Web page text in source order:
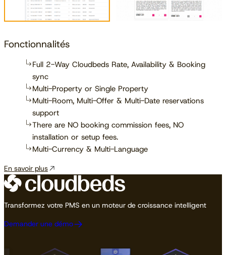
Fonctionnalités
Full 2-Way Cloudbeds Rate, Availability & Booking
sync
Multi-Property or Single Property
Multi-Room, Multi-Offer & Multi-Date reservations
support
There are NO booking commission fees, NO
installation or setup fees.
Multi-Currency & Multi-Language
En savoir plus
Transformez votre PMS en un moteur de croissance intelligent
Demander une démo